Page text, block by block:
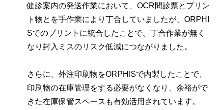
健診案内の発送作業において、OCR問診票とプリン
ト物とを手作業により丁合していましたが、ORPHI
Sでのプリントに統合したことで、丁合作業が無く
なり封入ミスのリスク低減につながりました。
さらに、外注印刷物をORPHISで内製したことで、
印刷物の在庫管理をする必要がなくなり、余裕がで
きた在庫保管スペースも有効活用されています。